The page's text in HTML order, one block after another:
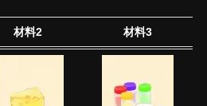
材料2 材料3